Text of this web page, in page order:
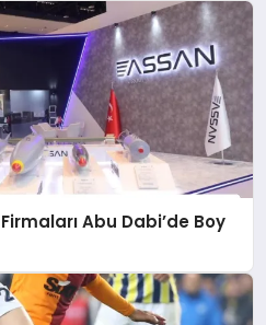
Abu Dabi’de Boy